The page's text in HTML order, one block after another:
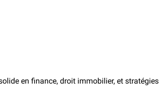
en finance, droit immobilier, et stratégies